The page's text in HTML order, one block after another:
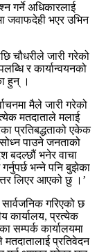
गर्ने अधिकारलाई
भएर उभिन
चौधरीले जारी गरेको
र कार्यान्वयनको
हुन् ।
मैले जारी गरेको
मतदाताले मलाई
प्रतिबद्धताको एकेक
पाउने जनताको
बदल्छौं भनेर वाचा
भन्ने पनि बुझेका
लिएर आएको छु ।’
गरिएको छ
कार्यालय, प्रत्येक
सम्पर्क कार्यालयमा
प्रतिवेदन